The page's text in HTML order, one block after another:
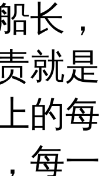
长，
就是
的每
每一